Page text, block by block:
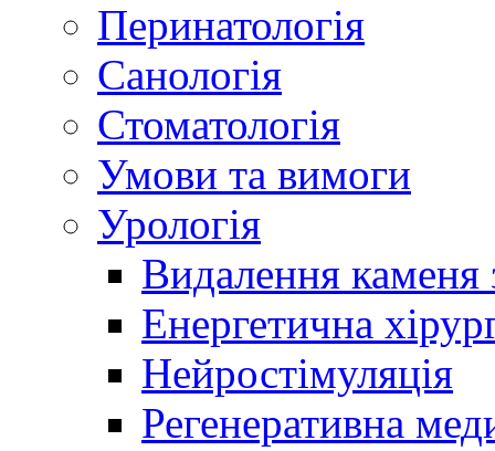
Перинатологія
Санологія
Стоматологія
Умови та вимоги
Урологія
Видалення каменя
Енергетична
Нейростімуляція
Регенеративна